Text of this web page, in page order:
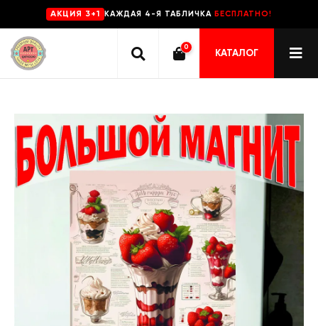
AKЦИЯ 3+1 КАЖДАЯ 4-Я ТАБЛИЧКА БЕСПЛАТНО!
0
КАТАЛОГ